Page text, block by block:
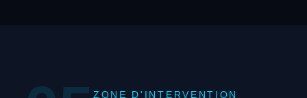
ZONE D'INTERVENTION